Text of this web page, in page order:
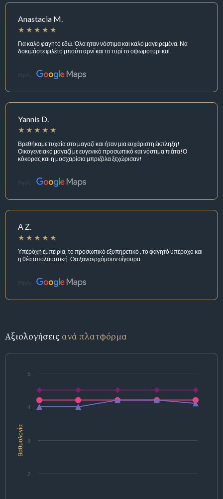
Anastacia M.
Για καλό φαγητό εδώ. Όλα ηταν νόστιμα και καλό μαγειρεμένα. Να
δοκιμάστε φιλέτο μπούτι αρνί και το τυρί το οψωμοτυρι κσι
Πηγή:
Yannis D.
Βρεθήκαμε τυχαία στο μαγαζί και ήταν μια ευχάριστη έκπληξη!
Οικογενειακό μαγαζί με ευγενικό προσωπικό και νόστιμα πιάτα!Ο
κόκορας και η μοσχαρίσια μπριζόλα ξεχώρισαν!
Πηγή:
Α Ζ.
Υπέροχη εμπειρία, το προσωπικό εξυπηρετικό , το φαγητό υπέροχο και
η θέα απολαυστική. Θα ξαναερχόμουν σίγουρα
Πηγή:
Αξιολογήσεις ανά πλατφόρμα
Βαθμολογία
2
3
4
5